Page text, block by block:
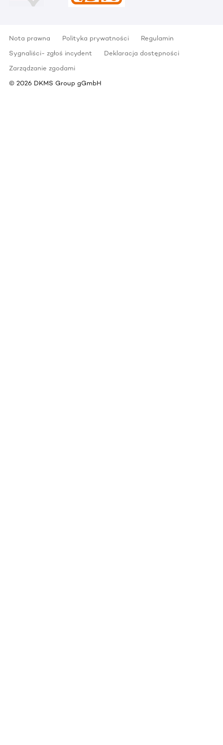
Nota prawna Polityka prywatności
Regulamin
Sygnaliści- zgłoś incydent
Deklaracja dostępności
Zarządzanie zgodami
© 2026 DKMS Group gGmbH